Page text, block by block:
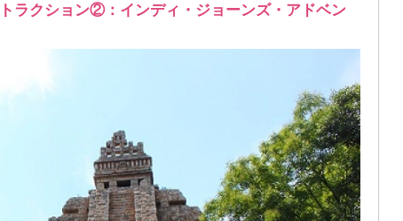
ラクション②：インディ・ジョーンズ・アドベン